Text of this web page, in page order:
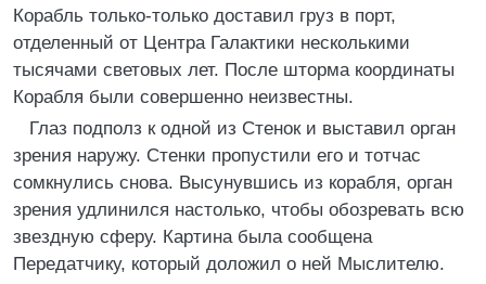
Корабль только-только доставил груз в порт,
отделенный от Центра Галактики несколькими
тысячами световых лет. После шторма координаты
Корабля были совершенно неизвестны.
Глаз подполз к одной из Стенок и выставил орган
зрения наружу. Стенки пропустили его и тотчас
сомкнулись снова. Высунувшись из корабля, орган
зрения удлинился настолько, чтобы обозревать всю
звездную сферу. Картина была сообщена
Передатчику, который доложил о ней Мыслителю.